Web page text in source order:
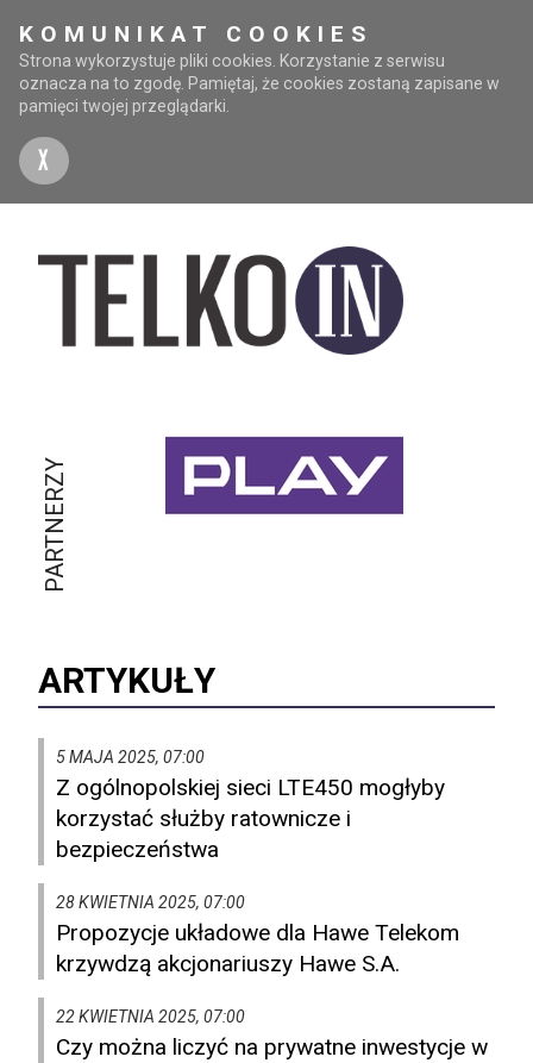
KOMUNIKAT COOKIES
Strona wykorzystuje pliki cookies. Korzystanie z serwisu
oznacza na to zgodę. Pamiętaj, że cookies zostaną zapisane w
pamięci twojej przeglądarki.
X
PARTNERZY
ARTYKUŁY
5 MAJA 2025, 07:00
Z ogólnopolskiej sieci LTE450 mogłyby
korzystać służby ratownicze i
bezpieczeństwa
28 KWIETNIA 2025, 07:00
Propozycje układowe dla Hawe Telekom
krzywdzą akcjonariuszy Hawe S.A.
22 KWIETNIA 2025, 07:00
Czy można liczyć na prywatne inwestycje w